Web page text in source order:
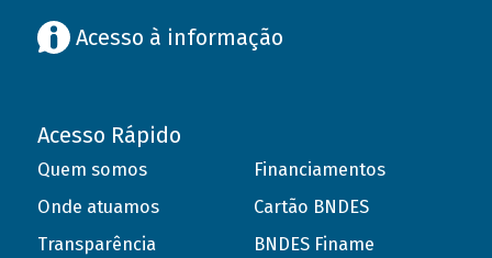
Acesso à informação
Acesso Rápido
Quem somos
Onde atuamos
Transparência
Financiamentos
Cartão BNDES
BNDES Finame